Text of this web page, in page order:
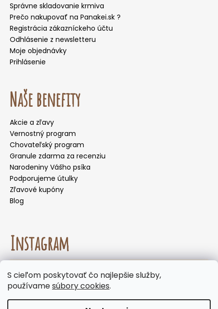
S cieľom poskytovať čo najlepšie služby,
používamesúbory cookies.
mesiacov neodporúčame voliť doručenie do
samoobslužných boxov, kde môžu byť zásielky
vystavené vysokým teplotám. Keďže naše
Správne skladovanie krmiva
Prečo nakupovať na Panakei.sk ?
Registrácia zákazníckeho účtu
Odhlásenie z newsletteru
Moje objednávky
Prihlásenie
Naše benefity
Akcie a zľavy
Vernostný program
Chovateľský program
Granule zdarma za recenziu
Narodeniny Vášho psíka
Podporujeme útulky
Zľavové kupóny
Blog
Instagram
Sledovať na Instagrame